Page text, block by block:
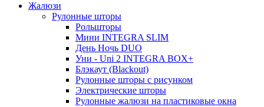
Жалюзи
Рулонные шторы
Рольшторы
Мини INTEGRA SLIM
День Ночь DUO
Уни - Uni 2 INTEGRA BOX+
Блэкаут (Blackout)
Рулонные шторы с рисунком
Электрические шторы
Рулонные жалюзи на пластиковые окна